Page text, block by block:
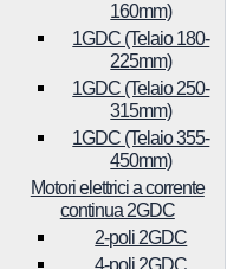
160mm)
1GDC (Telaio 180-
225mm)
1GDC (Telaio 250-
315mm)
1GDC (Telaio 355-
450mm)
Motori elettrici a corrente
continua 2GDC
2-poli 2GDC
4-poli 2GDC